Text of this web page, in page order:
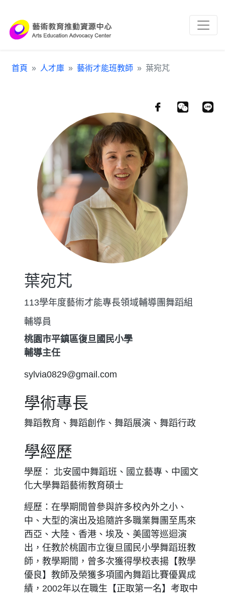
首頁 人才庫 藝術才能班教師 葉宛芃
葉宛芃
113學年度藝術才能專長領域輔導團舞蹈組
輔導員
桃園市平鎮區復旦國民小學
輔導主任
sylvia0829@gmail.com
學術專長
舞蹈教育、舞蹈創作、舞蹈展演、舞蹈行政
學經歷
學歷： 北安國中舞蹈班、國立藝專、中國文
化大學舞蹈藝術教育碩士
經歷：在學期間曾參與許多校內外之小、
中、大型的演出及追隨許多職業舞團至馬來
西亞、大陸、香港、埃及、美國等巡迴演
出，任教於桃園市立復旦國民小學舞蹈班教
師，教學期間，曾多次獲得學校表揚【教學
優良】教師及榮獲多項國內舞蹈比賽優異成
績，2002年以在職生【正取第一名】考取中